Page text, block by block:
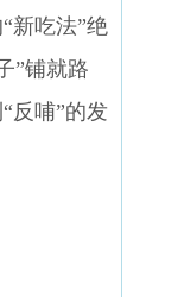
新吃法”绝
”铺就路
反哺”的发